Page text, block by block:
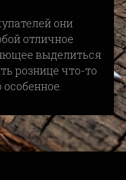
они
отличное
выделиться
рознице что-то